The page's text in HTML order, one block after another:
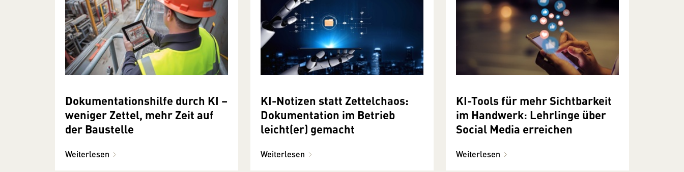
Dokumentationshilfe durch KI –
weniger Zettel, mehr Zeit auf
der Baustelle
Weiterlesen
KI-Notizen statt Zettelchaos:
Dokumentation im Betrieb
leicht(er) gemacht
Weiterlesen
KI-Tools für mehr Sichtbarkeit
im Handwerk: Lehrlinge über
Social Media erreichen
Weiterlesen